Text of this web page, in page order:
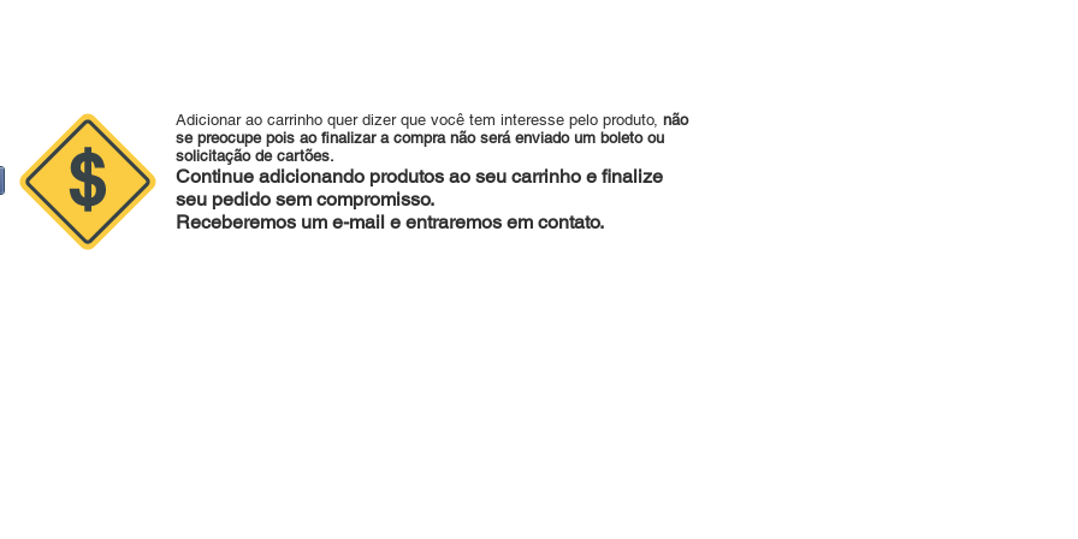
Adicionar ao carrinho quer dizer que você tem interesse pelo produto, não
se preocupe pois ao finalizar a compra não será enviado um boleto ou
solicitação de cartões.
Continue adicionando produtos ao seu carrinho e finalize
seu pedido sem compromisso.
Receberemos um e-mail e entraremos em contato.